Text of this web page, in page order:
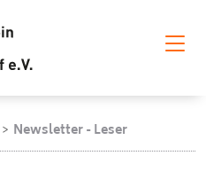
Newsletter - Leser